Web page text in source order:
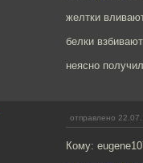
желтки
белки
неясно
отправлено
Кому: